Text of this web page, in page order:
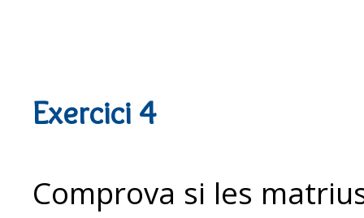
Exercici 4
Comprova si les